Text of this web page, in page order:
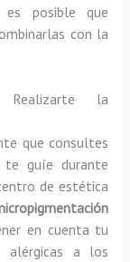
posible que
con la
la
que consultes
te guíe durante
de estética
en cuenta tu
alérgicas a los